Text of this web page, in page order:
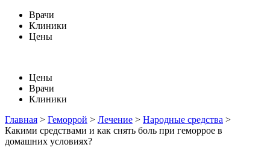
Врачи
Клиники
Цены
Цены
Врачи
Клиники
Главная > Геморрой > Лечение > Народные средства >
Какими средствами и как снять боль при геморрое в
домашних условиях?